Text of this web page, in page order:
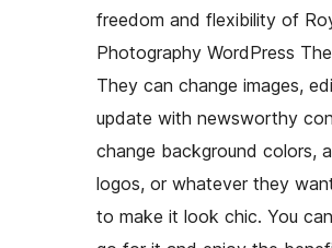
freedom and flexibility of
Photography WordPress
They can change images,
update with newsworthy
change background colors,
logos, or whatever they
to make it look chic. You